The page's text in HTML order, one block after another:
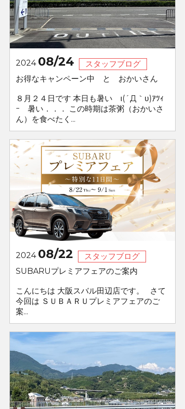
2024 08/24
スタッフブログ
お得なキャンペーン中 と おかいさん
８月２４日です 本日も暑い ι(´Д｀υ)ｱﾂｨ
ｰ 暑い．．． この時期は茶粥（おかいさ
ん）を食べたく...
2024 08/22
スタッフブログ
SUBARUプレミアフェアのご案内
こんにちは 大阪スバル田辺店です。 さて
今回は ＳＵＢＡＲＵプレミアフェアのご
案...